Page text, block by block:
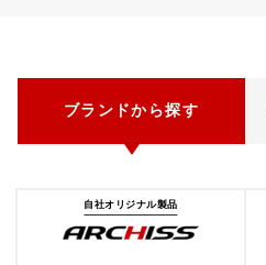
ブランドから探す
自社オリジナル製品